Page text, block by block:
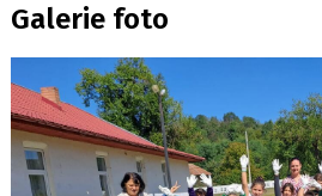
Galerie foto